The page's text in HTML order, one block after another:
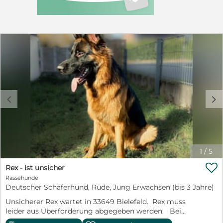
1 / 5
c d
Rex - ist unsicher
Rassehunde
Deutscher Schäferhund, Rüde, Jung Erwachsen (bis 3 Jahre)
Unsicherer Rex wartet in 33649 Bielefeld. Rex muss
leider aus Überforderung abgegeben werden. Bei
seinen Bezugspersonen genießt Rex Nähe, ist
